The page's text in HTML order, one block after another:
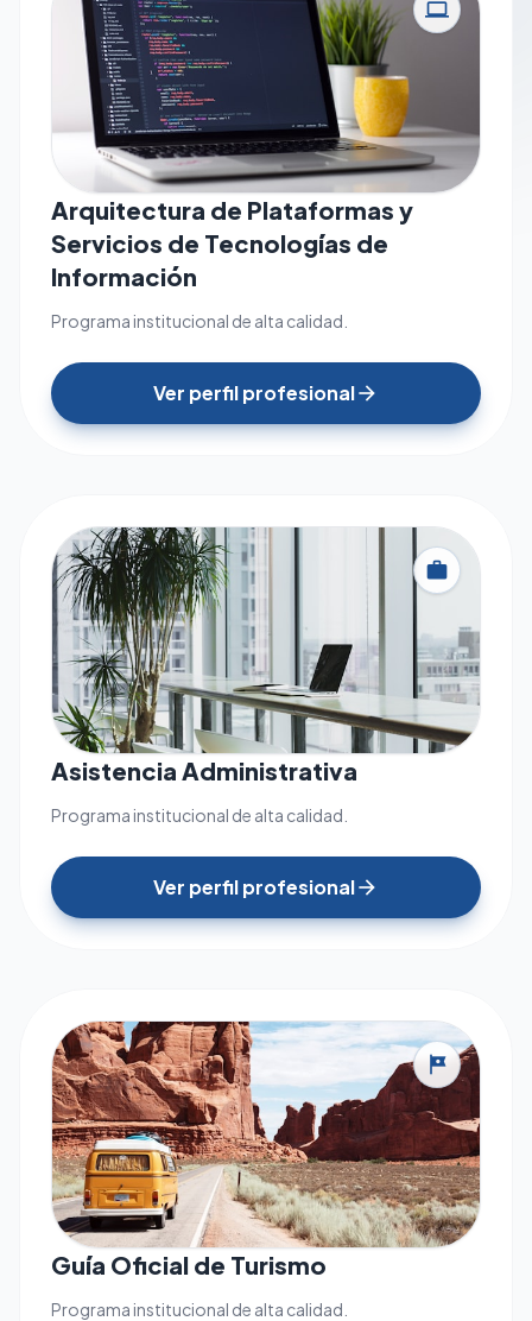
computer
Arquitectura de Plataformas y
Servicios de Tecnologías de
Información
Programa institucional de alta calidad.
Ver perfil profesionalarrow_forward
work
Asistencia Administrativa
Programa institucional de alta calidad.
Ver perfil profesionalarrow_forward
tour
Guía Oficial de Turismo
Programa institucional de alta calidad.